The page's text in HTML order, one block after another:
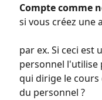
Compte comme
si vous créez une
par ex. Si ceci est
personnel l'utilise
qui dirige le
du personnel ?